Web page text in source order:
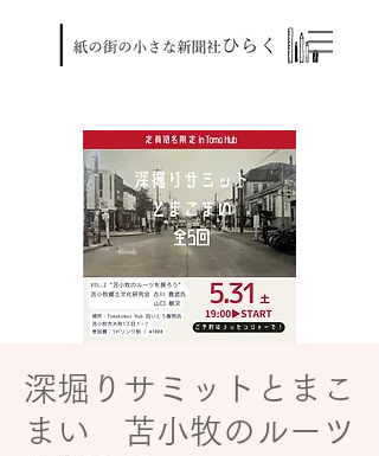
深堀りサミットとまこ
まい 苫小牧のルーツ